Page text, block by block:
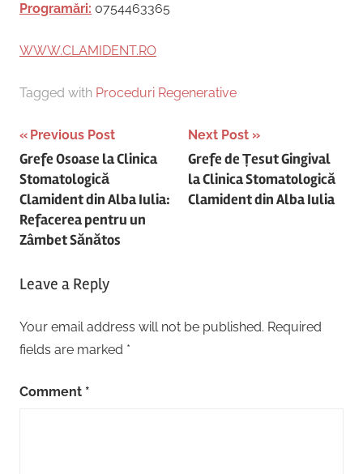
Programări: 0754463365
WWW.CLAMIDENT.RO
Tagged with Proceduri Regenerative
Post
navigation
Previous Post
Grefe Osoase la Clinica
Stomatologică
Clamident din Alba Iulia:
Refacerea pentru un
Zâmbet Sănătos
Next Post
Grefe de Țesut Gingival
la Clinica Stomatologică
Clamident din Alba Iulia
Leave a Reply
Your email address will not be published. Required
fields are marked *
Comment *